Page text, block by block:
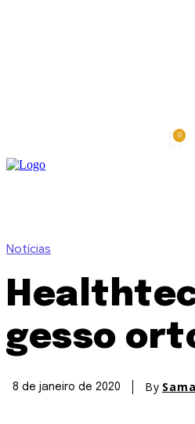
0
Notícias
gesso
8 de janeiro de 2020 By